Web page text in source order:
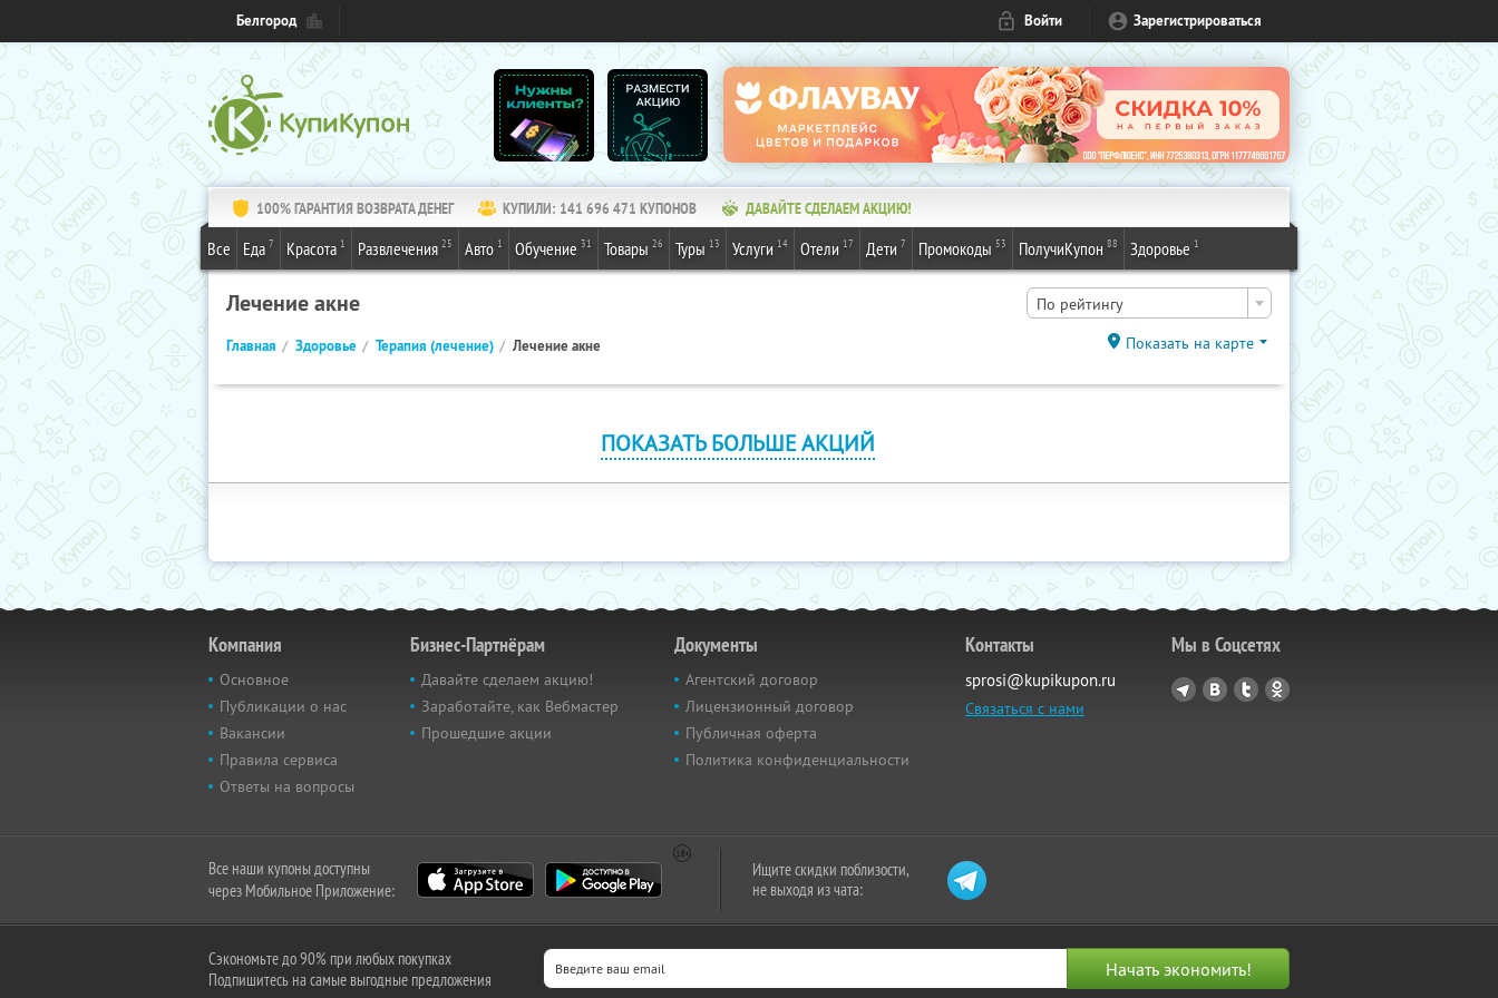
Белгород Войти Зарегистрироваться
100% ГАРАНТИЯ ВОЗВРАТА ДЕНЕГ КУПИЛИ: 141 696 471 КУПОНОВ ДАВАЙТЕ СДЕЛАЕМ АКЦИЮ!
Все Еда 7 Красота 1 Развлечения 25 Авто 1 Обучение 31 Товары 26 Туры 13 Услуги 14 Отели 17 Дети 7 Промокоды 53 ПолучиКупон 88 Здоровье 1
Лечение акне По рейтингу
Главная Здоровье Терапия (лечение) Лечение акне Показать на карте
ПОКАЗАТЬ БОЛЬШЕ АКЦИЙ
Компания
Основное
Публикации о нас
Вакансии
Правила сервиса
Ответы на вопросы
Бизнес-Партнёрам
Давайте сделаем акцию!
Заработайте, как Вебмастер
Прошедшие акции
Документы
Агентский договор
Лицензионный договор
Публичная оферта
Политика конфиденциальности
Контакты
sprosi@kupikupon.ru
Связаться с нами
Мы в Соцсетях
Все наши купоны доступны
через Мобильное Приложение:
Ищите скидки поблизости,
не выходя из чата:
Сэкономьте до 90% при любых покупках
Подпишитесь на самые выгодные предложения